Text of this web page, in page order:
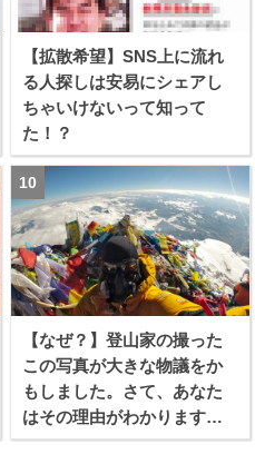
【拡散希望】SNS上に流れ
る人探しは安易にシェアし
ちゃいけないって知って
た！？
【なぜ？】登山家の撮った
この写真が大きな物議をか
もしました。さて、あなた
はその理由がわかります
か？